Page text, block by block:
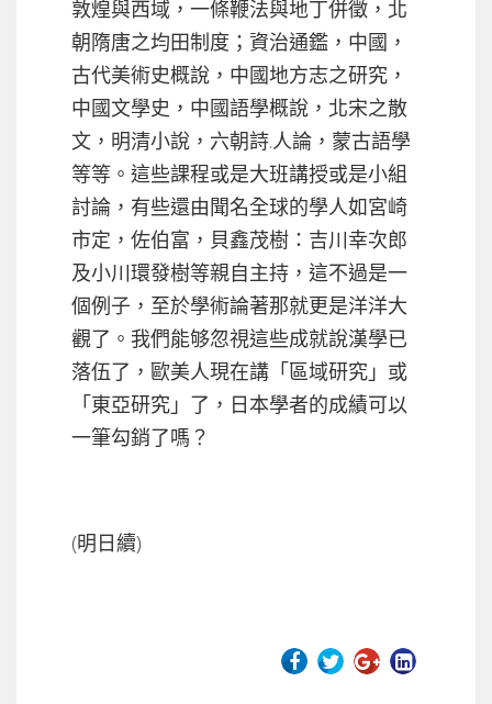
敦煌與西域，一條鞭法與地丁併徵，北
朝隋唐之均田制度；資治通鑑，中國，
古代美術史概說，中國地方志之研究，
中國文學史，中國語學概說，北宋之散
文，明清小說，六朝詩.人論，蒙古語學
等等。這些課程或是大班講授或是小組
討論，有些還由聞名全球的學人如宮崎
市定，佐伯富，貝鑫茂樹：吉川幸次郎
及小川環發樹等親自主持，這不過是一
個例子，至於學術論著那就更是洋洋大
觀了。我們能够忽視這些成就說漢學已
落伍了，歐美人現在講「區域研究」或
「東亞研究」了，日本學者的成績可以
一筆勾銷了嗎？
(明日續)